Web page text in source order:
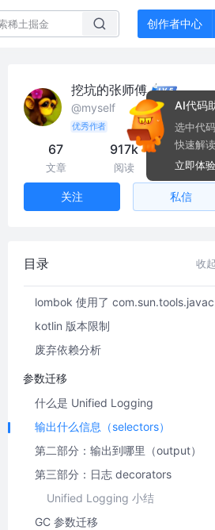
创作者中心
挖坑的张师傅
@myself
优秀作者
67
文章
917k
阅读
7.0k
粉丝
关注 私信
目录 收起
JEP 320
kotlin 版本限制
废弃依赖分析
参数迁移
什么是 Unified Logging
输出什么信息（selectors）
第二部分：输出到哪里（output）
第三部分：日志 decorators
Unified Logging 小结
GC 参数迁移
AI代码
选中代
快速解
立即体验